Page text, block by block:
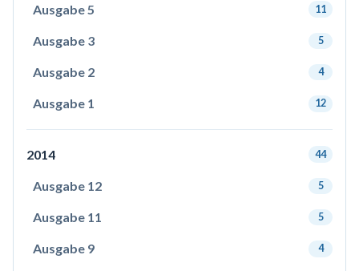
Ausgabe 5 11
Ausgabe 3 5
Ausgabe 2 4
Ausgabe 1 12
2014 44
Ausgabe 12 5
Ausgabe 11 5
Ausgabe 9 4